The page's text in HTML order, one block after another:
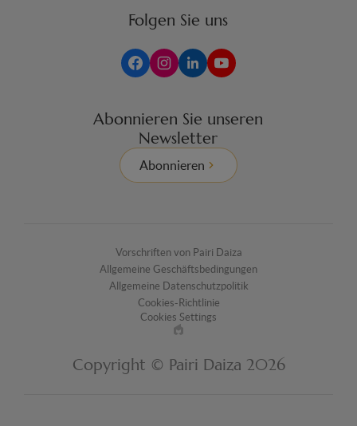
Folgen Sie uns
Abonnieren Sie unseren
Newsletter
Abonnieren
Vorschriften von Pairi Daiza
Allgemeine Geschäftsbedingungen
Allgemeine Datenschutzpolitik
Cookies-Richtlinie
Cookies Settings
Made
by
Copyright © Pairi Daiza 2026